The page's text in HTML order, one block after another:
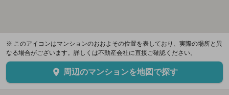
※ このアイコンはマンションのおおよその位置を表しており、実際の場所と異
なる場合がございます。詳しくは不動産会社に直接ご確認ください。
周辺のマンションを地図で探す